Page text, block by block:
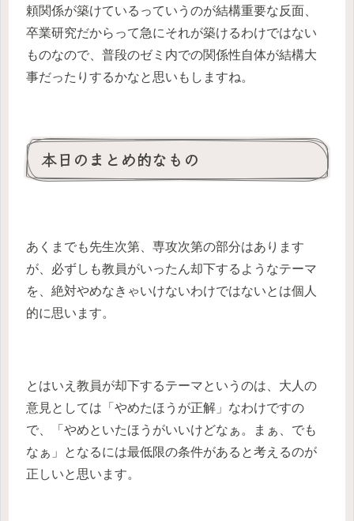
頼関係が築けているっていうのが結構重要な反面、
卒業研究だからって急にそれが築けるわけではない
ものなので、普段のゼミ内での関係性自体が結構大
事だったりするかなと思いもしますね。
本日のまとめ的なもの
あくまでも先生次第、専攻次第の部分はあります
が、必ずしも教員がいったん却下するようなテーマ
を、絶対やめなきゃいけないわけではないとは個人
的に思います。
とはいえ教員が却下するテーマというのは、大人の
意見としては「やめたほうが正解」なわけですの
で、「やめといたほうがいいけどなぁ。まぁ、でも
なぁ」となるには最低限の条件があると考えるのが
正しいと思います。